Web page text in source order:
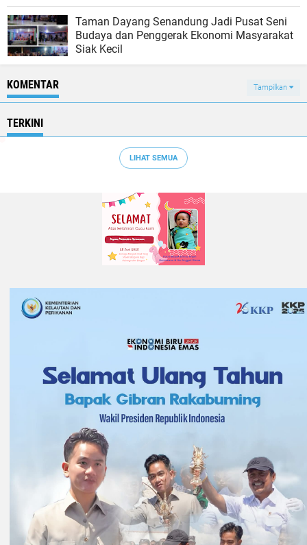
Taman Dayang Senandung Jadi Pusat Seni
Budaya dan Penggerak Ekonomi Masyarakat
Siak Kecil
KOMENTAR Tampilkan
TERKINI
LIHAT SEMUA